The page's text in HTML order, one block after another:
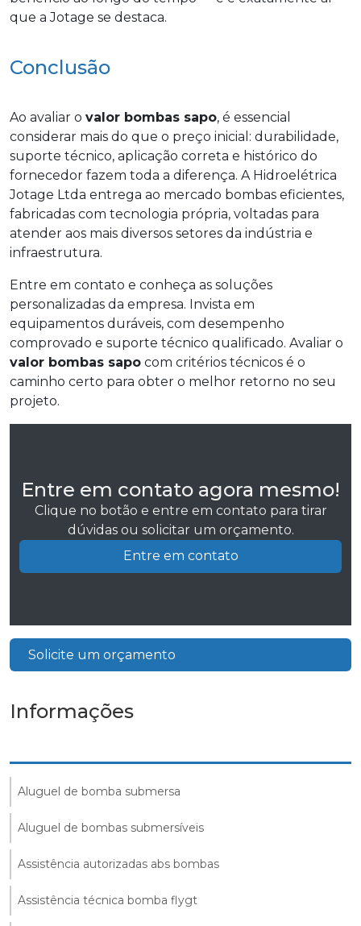
que a Jotage se destaca.
Conclusão
Ao avaliar o valor bombas sapo, é essencial
considerar mais do que o preço inicial: durabilidade,
suporte técnico, aplicação correta e histórico do
fornecedor fazem toda a diferença. A Hidroelétrica
Jotage Ltda entrega ao mercado bombas eficientes,
fabricadas com tecnologia própria, voltadas para
atender aos mais diversos setores da indústria e
infraestrutura.
Entre em contato e conheça as soluções
personalizadas da empresa. Invista em
equipamentos duráveis, com desempenho
comprovado e suporte técnico qualificado. Avaliar o
valor bombas sapo com critérios técnicos é o
caminho certo para obter o melhor retorno no seu
projeto.
Entre em contato agora mesmo!
Clique no botão e entre em contato para tirar
dúvidas ou solicitar um orçamento.
Entre em contato
Solicite um orçamento
Informações
Aluguel de bomba submersa
Aluguel de bombas submersíveis
Assistência autorizadas abs bombas
Assistência técnica bomba flygt